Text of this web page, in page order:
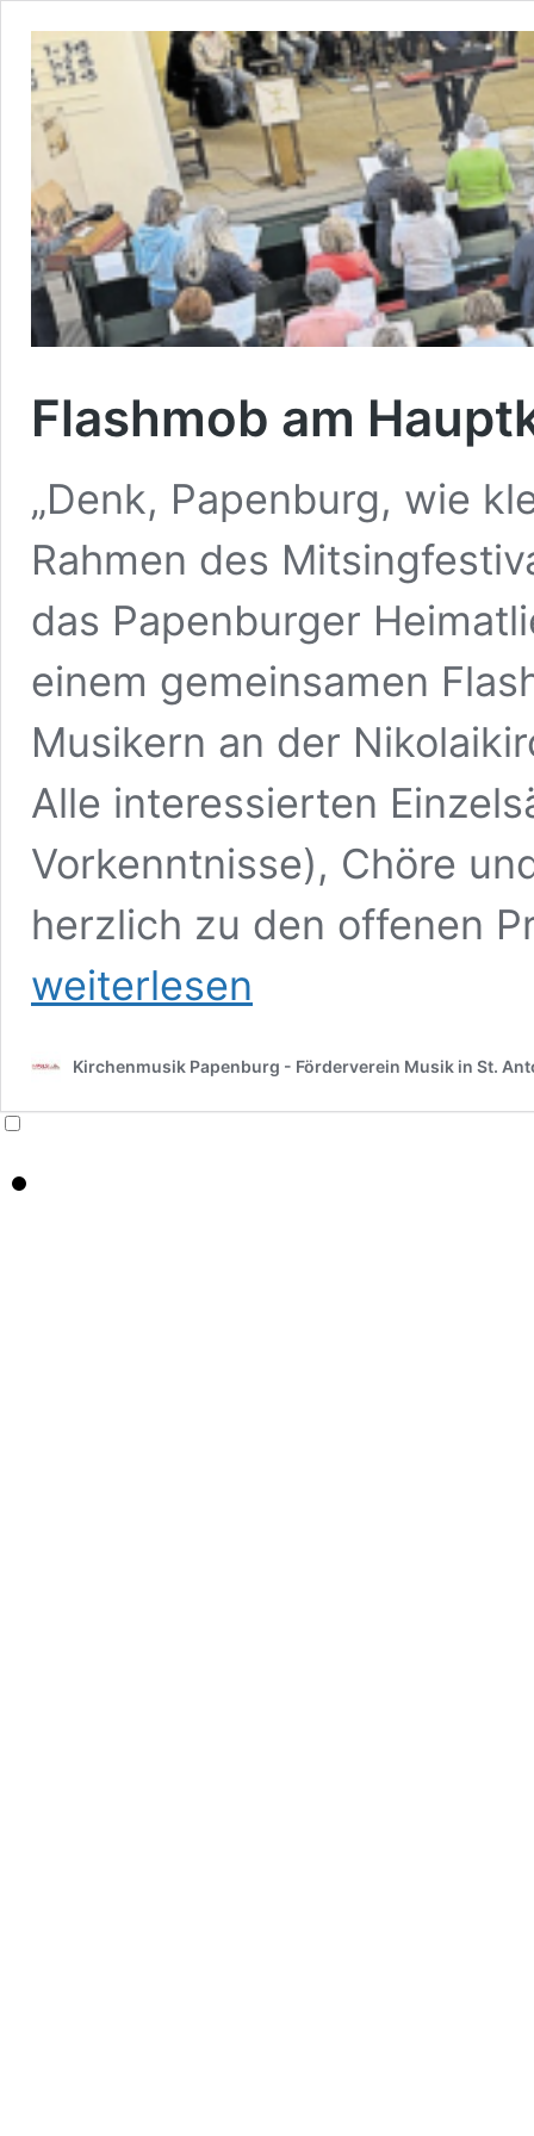
Flashmob am
„Denk, Papenburg, wie
Rahmen des
das Papenburger
einem gemeinsamen
Musikern an der
Alle interessierten
Vorkenntnisse), Chöre
herzlich zu den offenen
weiterlesen
Kirchenmusik Papenburg - Förderverein Musik in St.